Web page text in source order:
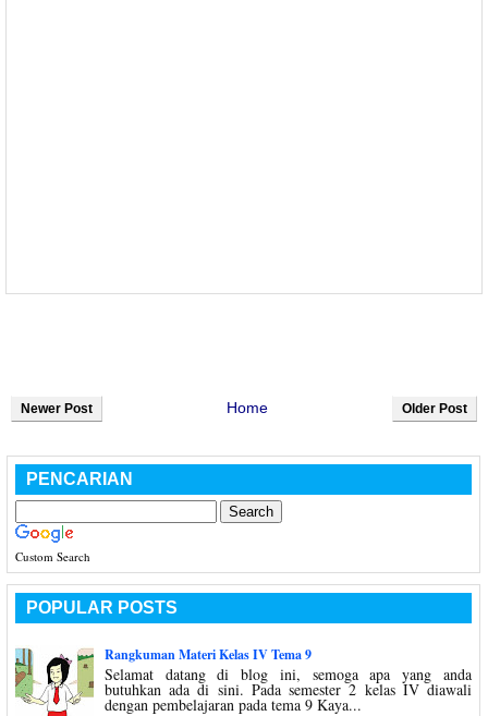
Newer Post Older Post
Home
PENCARIAN
Custom Search
POPULAR POSTS
Rangkuman Materi Kelas IV Tema 9
Selamat datang di blog ini, semoga apa yang anda
butuhkan ada di sini. Pada semester 2 kelas IV diawali
dengan pembelajaran pada tema 9 Kaya...